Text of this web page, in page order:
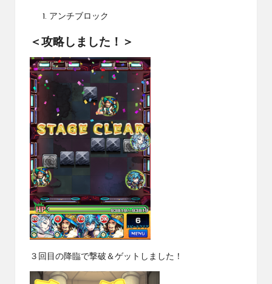
アンチブロック
＜攻略しました！＞
３回目の降臨で撃破＆ゲットしました！